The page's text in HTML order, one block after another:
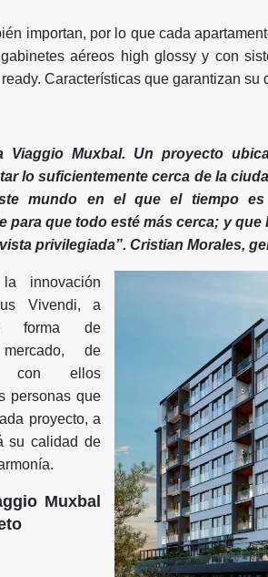
importan, por lo que cada
aéreos high glossy y con
Características que garantizan
Viaggio Muxbal. Un proyecto
lo suficientemente cerca de la
mundo en el que el tiempo es
para que todo esté más cerca; y
privilegiada”. Cristian Morales,
innovación
Vivendi, a
forma de
de
con ellos
personas que
proyecto, a
su calidad de
Muxbal